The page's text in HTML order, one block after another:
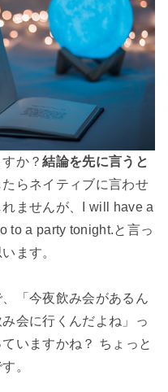
すか？結論を先に言うと
らネイティブに言わせ
ませんが、I will have a
to a party tonight.と言っ
ます。
「今夜飲み会があるん
会に行くんだよね」っ
いますかね？ ちょっと
。